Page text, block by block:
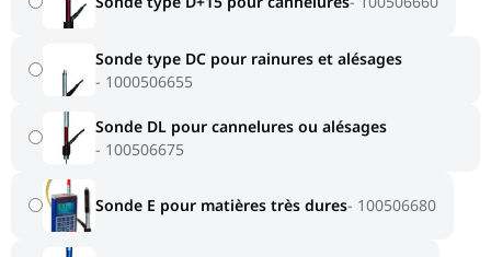
Sonde type DC pour rainures et alésages
1000506655
Sonde DL pour cannelures ou alésages
100506675
Sonde E pour matières très dures 100506680